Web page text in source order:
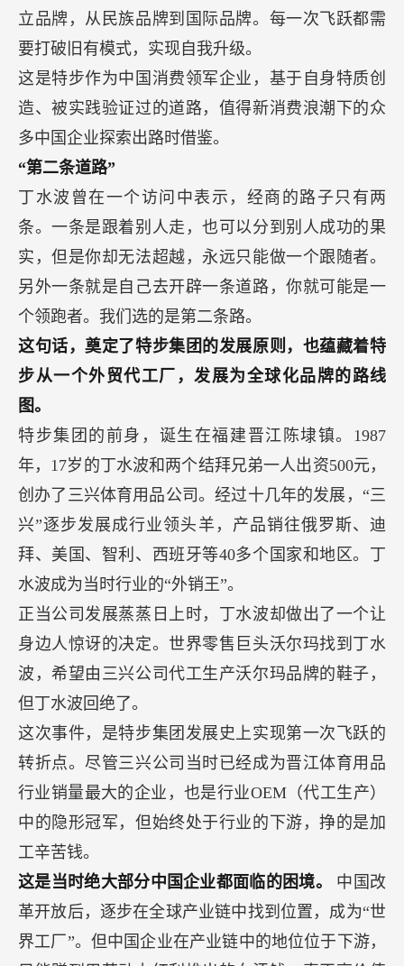
立品牌，从民族品牌到国际品牌。每一次飞跃都需
要打破旧有模式，实现自我升级。
这是特步作为中国消费领军企业，基于自身特质创
造、被实践验证过的道路，值得新消费浪潮下的众
多中国企业探索出路时借鉴。
“第二条道路”
丁水波曾在一个访问中表示，经商的路子只有两
条。一条是跟着别人走，也可以分到别人成功的果
实，但是你却无法超越，永远只能做一个跟随者。
另外一条就是自己去开辟一条道路，你就可能是一
个领跑者。我们选的是第二条路。
这句话，奠定了特步集团的发展原则，也蕴藏着特
步从一个外贸代工厂，发展为全球化品牌的路线
图。
特步集团的前身，诞生在福建晋江陈埭镇。1987
年，17岁的丁水波和两个结拜兄弟一人出资500元，
创办了三兴体育用品公司。经过十几年的发展，“三
兴”逐步发展成行业领头羊，产品销往俄罗斯、迪
拜、美国、智利、西班牙等40多个国家和地区。丁
水波成为当时行业的“外销王”。
正当公司发展蒸蒸日上时，丁水波却做出了一个让
身边人惊讶的决定。世界零售巨头沃尔玛找到丁水
波，希望由三兴公司代工生产沃尔玛品牌的鞋子，
但丁水波回绝了。
这次事件，是特步集团发展史上实现第一次飞跃的
转折点。尽管三兴公司当时已经成为晋江体育用品
行业销量最大的企业，也是行业OEM（代工生产）
中的隐形冠军，但始终处于行业的下游，挣的是加
工辛苦钱。
这是当时绝大部分中国企业都面临的困境。 中国改
革开放后，逐步在全球产业链中找到位置，成为“世
界工厂”。但中国企业在产业链中的地位位于下游，